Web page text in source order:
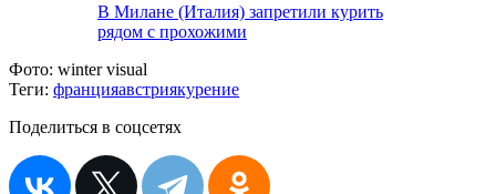
В Милане (Италия) запретили курить
рядом с прохожими
Фото: winter visual
Теги: францияавстриякурение
Поделиться в соцсетях